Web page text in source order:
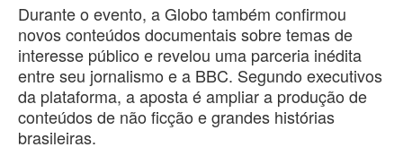
Durante o evento, a Globo também confirmou
novos conteúdos documentais sobre temas de
interesse público e revelou uma parceria inédita
entre seu jornalismo e a BBC. Segundo executivos
da plataforma, a aposta é ampliar a produção de
conteúdos de não ficção e grandes histórias
brasileiras.